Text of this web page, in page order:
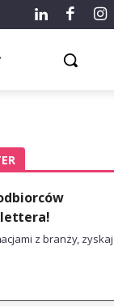
z branży, zyskaj